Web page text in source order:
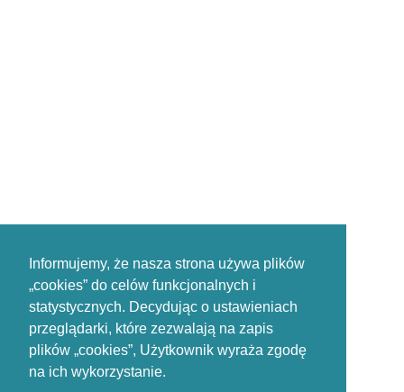
Informujemy, że nasza strona używa plików
„cookies” do celów funkcjonalnych i
statystycznych. Decydując o ustawieniach
przeglądarki, które zezwalają na zapis
plików „cookies”, Użytkownik wyraża zgodę
na ich wykorzystanie.